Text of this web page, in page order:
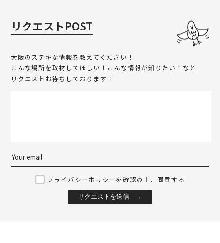
リクエストPOST
大阪のステキな情報を教えてください！
こんな場所を取材してほしい！こんな情報が知りたい！など
リクエストお待ちしております！
プライバシーポリシーを確認の上、同意する